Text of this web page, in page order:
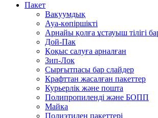
Пакет
Вакуумдық
Ауа-көпіршікті
Арнайы қолға ұстауыш тілігі
Дой-Пак
Қоқыс салуға арналған
Зип-Лок
Сырғытпасы бар слайдер
Крафттан жасалған пакеттер
Курьерлік және пошта
Полипропиленді және БОПП
Майка
Полиэтилен пакеттері